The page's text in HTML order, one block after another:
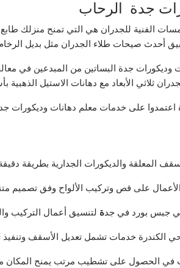
جدة الرحاب
الفنية للجدران هي التي تمنح منزلك
أحدث صيحات طلاء الجدران مثل بديل الرخام
وديكورات جدة البساتين من المبدعين في
ثلاثي الأبعاد مع دهانات الاستيل
على خدمات معلم دهانات وديكورات
المعلقة والديكورات الجدارية بطريقة
على قص وتركيب الألواح وفق تصميم
فني جبس بورد في جدة لتنسيق أعمال التركيب
الكندرة خدمات تشمل تعديل الأسقف وتنفيذ
في الحصول على تشطيب مرتب يمنح